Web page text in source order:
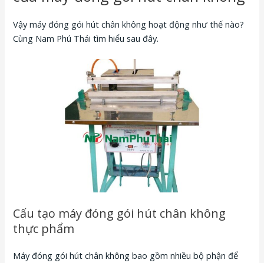
Vậy máy đóng gói hút chân không hoạt động như thế nào?
Cùng Nam Phú Thái tìm hiểu sau đây.
Cấu tạo máy đóng gói hút chân không
thực phẩm
Máy đóng gói hút chân không bao gồm nhiều bộ phận để